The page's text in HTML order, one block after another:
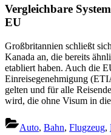
Vergleichbare
EU
Großbritannien schließt
Kanada an, die bereits
etabliert haben. Auch die
Einreisegenehmigung
gelten und für alle
wird, die ohne Visum in
Auto, Bahn, Flugzeug,